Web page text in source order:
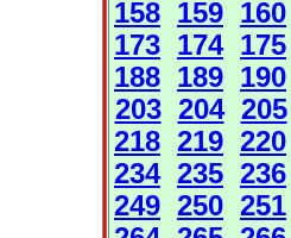
158 159 160
173 174 175
188 189 190
203 204 205
218 219 220
234 235 236
249 250 251